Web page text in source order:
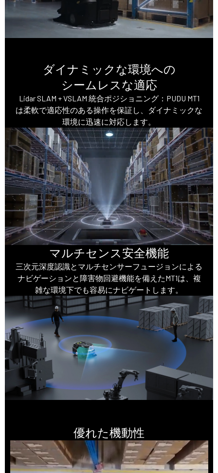
ダイナミックな環境への
シームレスな適応
Lidar SLAM + VSLAM 統合ポジショニング：PUDU MT1
は柔軟で適応性のある操作を保証し、ダイナミックな
環境に迅速に対応します。
マルチセンス安全機能
三次元深度認識とマルチセンサーフュージョンによる
ナビゲーションと障害物回避機能を備えたMT1は、複
雑な環境下でも容易にナビゲートします。
優れた機動性